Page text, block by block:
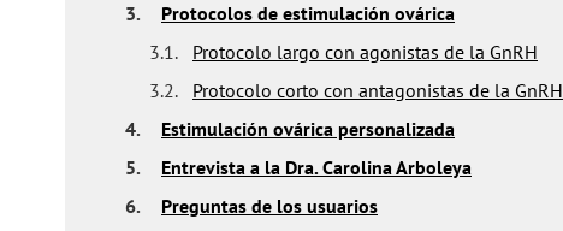
3.
Protocolos de estimulación ovárica
3.1.
Protocolo largo con agonistas de la GnRH
3.2.
Protocolo corto con antagonistas de la GnRH
4.
Estimulación ovárica personalizada
5.
Entrevista a la Dra. Carolina Arboleya
6.
Preguntas de los usuarios